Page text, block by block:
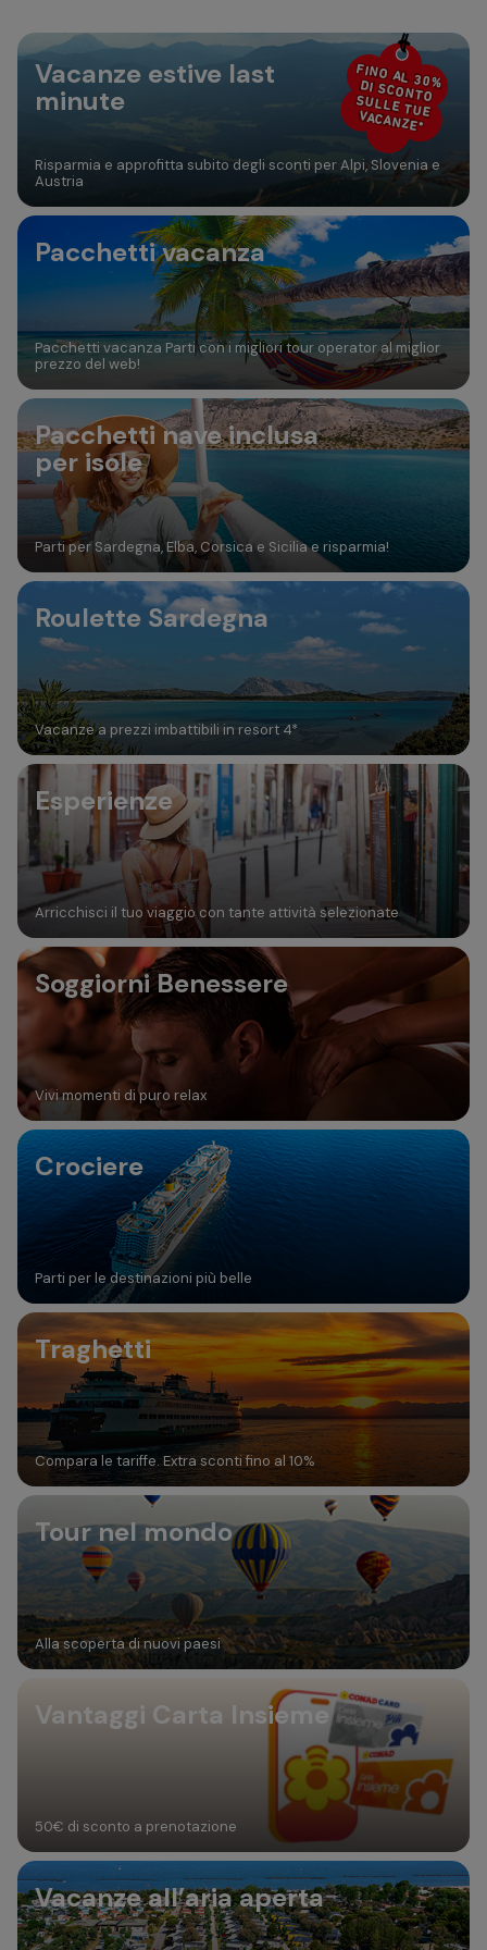
30
31
Aggiungi camera FINO AL 30%
DI SCONTO
SULLE TUE
VACANZE*
Vacanze estive last
minute
Risparmia e approfitta subito degli sconti per Alpi, Slovenia e
Austria
Pacchetti vacanza
Pacchetti vacanza Parti con i migliori tour operator al miglior
prezzo del web!
Pacchetti nave inclusa
per isole
Parti per Sardegna, Elba, Corsica e Sicilia e risparmia!
Roulette Sardegna
Vacanze a prezzi imbattibili in resort 4*
Esperienze
Arricchisci il tuo viaggio con tante attività selezionate
Soggiorni Benessere
Vivi momenti di puro relax
Crociere
Parti per le destinazioni più belle
Traghetti
Compara le tariffe. Extra sconti fino al 10%
Tour nel mondo
Alla scoperta di nuovi paesi
Vantaggi Carta Insieme
50€ di sconto a prenotazione
Vacanze all’aria aperta